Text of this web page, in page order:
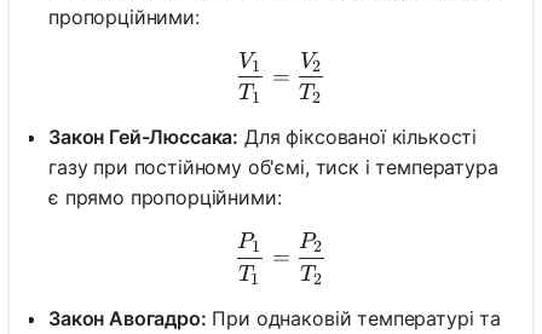
пропорційними:
\frac{V_1}{T_1} =
T1
V1 =
T2
V2
Закон Гей-Люссака: Для фіксованої кількості
газу при постійному об'ємі, тиск і температура
є прямо пропорційними:
\frac{P_1}{T_1} =
T1
P1 =
T2
P2
Закон Авогадро: При однаковій температурі та